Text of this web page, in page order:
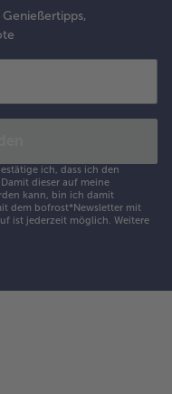
ich, dass ich den
dieser auf meine
kann, bin ich damit
dem bofrost*Newsletter mit
ist jederzeit möglich. Weitere